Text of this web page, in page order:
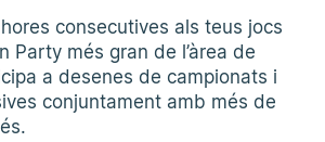
consecutives als teus jocs
Party més gran de l’àrea de
a desenes de campionats i
conjuntament amb més de